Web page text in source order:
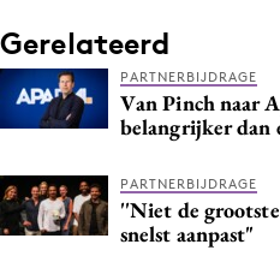
Gedragsverandering
Influencer marketing
Interne communicatie
Media
Merkstrategie
Gerelateerd
PARTNERBIJDRAGE
Van Pinch naar
belangrijker dan
PARTNERBIJDRAGE
''Niet de
snelst aanpast"